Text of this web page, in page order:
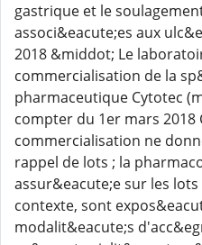
gastrique et le
associ&eacute;es aux
2018 &middot; Le
commercialisation de la
pharmaceutique Cytotec
compter du 1er mars 2018
commercialisation ne
rappel de lots ; la
assur&eacute;e sur les
contexte, sont
modalit&eacute;s